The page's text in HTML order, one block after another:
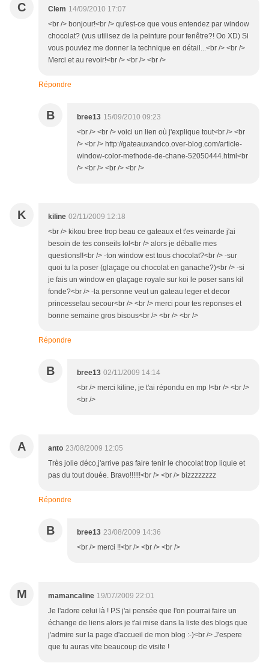
C Clem 14/09/2010 17:07
<br /> bonjour!<br /> qu'est-ce que vous entendez par window
chocolat? (vus utilisez de la peinture pour fenêtre?! Oo XD) Si
vous pouviez me donner la technique en détail...<br /> <br />
Merci et au revoir!<br /> <br /> <br />
Répondre
B bree13 15/09/2010 09:23
<br /> <br /> voici un lien où j'explique tout<br /> <br
/> <br /> http://gateauxandco.over-blog.com/article-
window-color-methode-de-chane-52050444.html<br
/> <br /> <br /> <br />
K kiline 02/11/2009 12:18
<br /> kikou bree trop beau ce gateaux et t'es veinarde j'ai
besoin de tes conseils lol<br /> alors je déballe mes
questions!!<br /> -ton window est tous chocolat?<br /> -sur
quoi tu la poser (glaçage ou chocolat en ganache?)<br /> -si
je fais un window en glaçage royale sur koi le poser sans kil
fonde?<br /> -la personne veut un gateau leger et decor
princesse!au secour<br /> <br /> merci pour tes reponses et
bonne semaine gros bisous<br /> <br /> <br />
Répondre
B bree13 02/11/2009 14:14
<br /> merci kiline, je t'ai répondu en mp !<br /> <br />
<br />
A anto 23/08/2009 12:05
Très jolie déco,j'arrive pas faire tenir le chocolat trop liquie et
pas du tout douée. Bravo!!!!!!<br /> <br /> bizzzzzzzz
Répondre
B bree13 23/08/2009 14:36
<br /> merci !!<br /> <br /> <br />
M mamancaline 19/07/2009 22:01
Je l'adore celui là ! PS j'ai pensée que l'on pourrai faire un
échange de liens alors je t'ai mise dans la liste des blogs que
j'admire sur la page d'accueil de mon blog :-)<br /> J'espere
que tu auras vite beaucoup de visite !